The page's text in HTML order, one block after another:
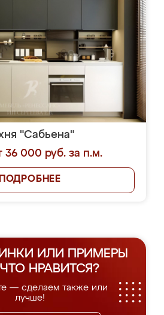
"Сабьена"
36 000 руб. за п.м.
ПОДРОБНЕЕ
ИЛИ ПРИМЕРЫ
ЧТО НРАВИТСЯ?
— сделаем также или
лучше!